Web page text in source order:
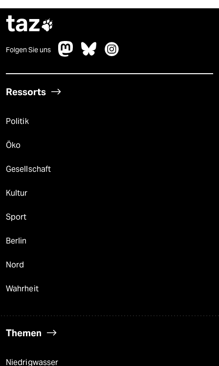
taz
Folgen Sie uns
Ressorts
Politik
Öko
Gesellschaft
Kultur
Sport
Berlin
Nord
Wahrheit
Themen
Niedrigwasser